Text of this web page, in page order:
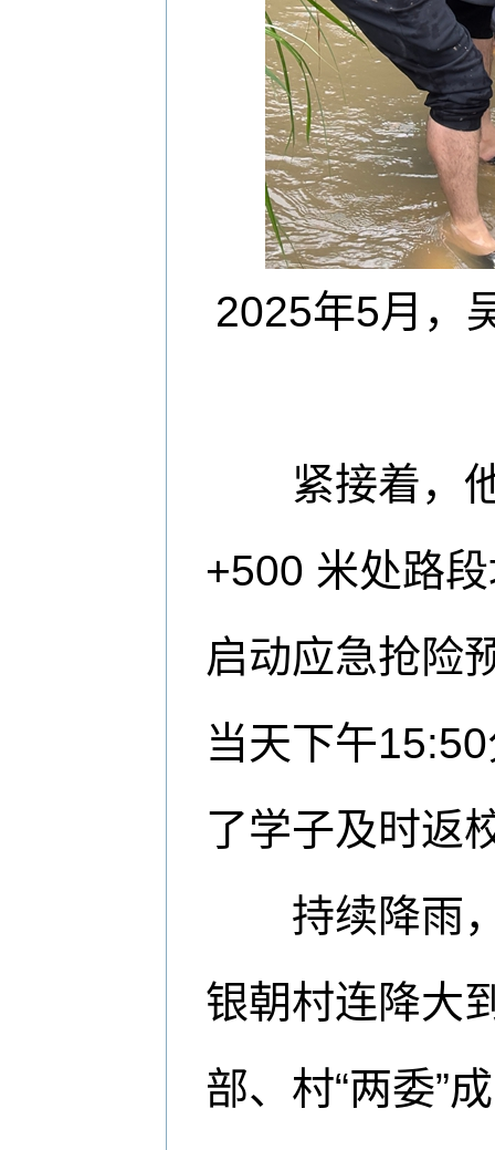
2025年5月，
紧接着，他
+500 米处路
启动应急抢险
当天下午
了学子及时返
持续降雨，
银朝村连降大
部、村“两委”